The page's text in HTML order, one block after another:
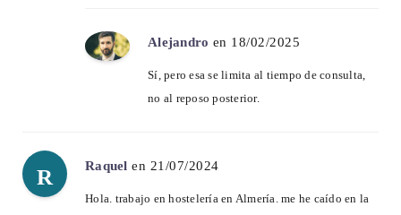
Alejandro en 18/02/2025
Sí, pero esa se limita al tiempo de consulta,
no al reposo posterior.
R Raquel en 21/07/2024
Hola. trabajo en hostelería en Almería. me he caído en la